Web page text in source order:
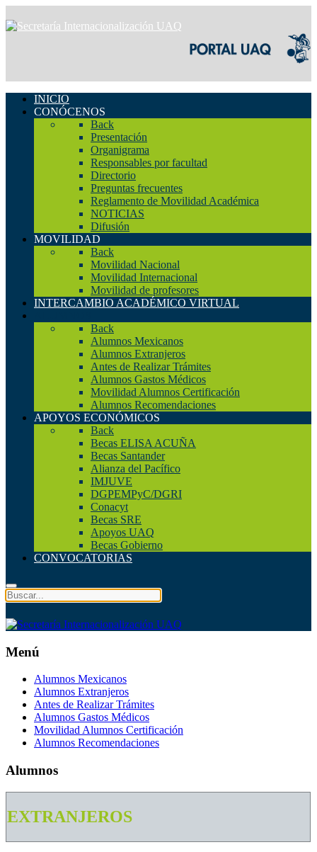
INICIO
CONÓCENOS
Back
Presentación
Organigrama
Responsables por facultad
Directorio
Preguntas frecuentes
Reglamento de Movilidad Académica
NOTICIAS
Difusión
MOVILIDAD
Back
Movilidad Nacional
Movilidad Internacional
Movilidad de profesores
INTERCAMBIO ACADÉMICO VIRTUAL
Back
Alumnos Mexicanos
Alumnos Extranjeros
Antes de Realizar Trámites
Alumnos Gastos Médicos
Movilidad Alumnos Certificación
Alumnos Recomendaciones
APOYOS ECONÓMICOS
Back
Becas ELISA ACUÑA
Becas Santander
Alianza del Pacífico
IMJUVE
DGPEMPyC/DGRI
Conacyt
Becas SRE
Apoyos UAQ
Becas Gobierno
CONVOCATORIAS
Menú
Alumnos Mexicanos
Alumnos Extranjeros
Antes de Realizar Trámites
Alumnos Gastos Médicos
Movilidad Alumnos Certificación
Alumnos Recomendaciones
Alumnos
EXTRANJEROS